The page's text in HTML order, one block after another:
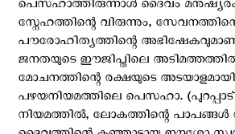
പെസഹാത്തിരുന്നാൾ ദൈവം
സ്നേഹത്തിന്റെ വിരുന്നും,
പൗരോഹിത്യത്തിന്റെ
ജനതയുടെ ഈജിപ്തിലെ
മോചനത്തിന്റെ രക്ഷയുടെ
പഴയനിയമത്തിലെ പെസഹാ. (പുറപ്പാട്
നിയമത്തിൽ, ലോകത്തിന്റെ പാപങ്ങൾ